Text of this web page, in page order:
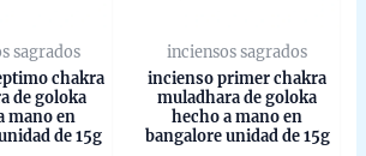
sagrados
chakra
de goloka
mano en
de 15g
inciensos sagrados
incienso primer chakra
muladhara de goloka
hecho a mano en
bangalore unidad de 15g